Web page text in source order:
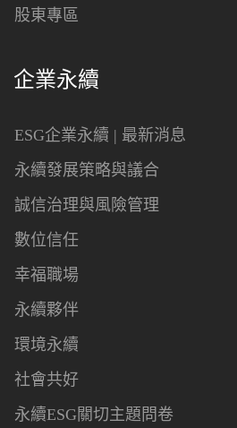
股東專區
企業永續
ESG企業永續 | 最新消息
永續發展策略與議合
誠信治理與風險管理
數位信任
幸福職場
永續夥伴
環境永續
社會共好
永續ESG關切主題問卷